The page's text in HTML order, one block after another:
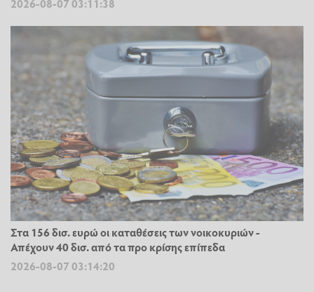
2026-08-07 03:11:38
Στα 156 δισ. ευρώ οι καταθέσεις των νοικοκυριών -
Απέχουν 40 δισ. από τα προ κρίσης επίπεδα
2026-08-07 03:14:20